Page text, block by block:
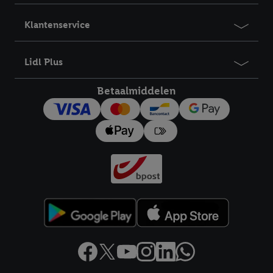
Klantenservice
Lidl Plus
Betaalmiddelen